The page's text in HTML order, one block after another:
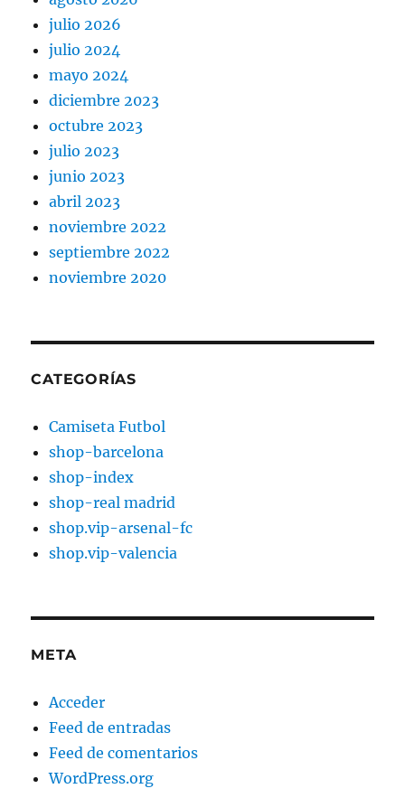
julio 2026
julio 2024
mayo 2024
diciembre 2023
octubre 2023
julio 2023
junio 2023
abril 2023
noviembre 2022
septiembre 2022
noviembre 2020
CATEGORÍAS
Camiseta Futbol
shop-barcelona
shop-index
shop-real madrid
shop.vip-arsenal-fc
shop.vip-valencia
META
Acceder
Feed de entradas
Feed de comentarios
WordPress.org